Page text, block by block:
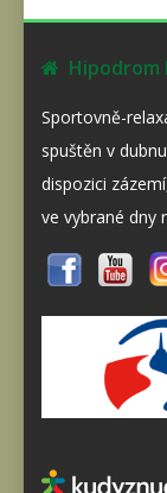
Hipodrom
Sportovně-
spuštěn v
dispozici
ve vybrané dny